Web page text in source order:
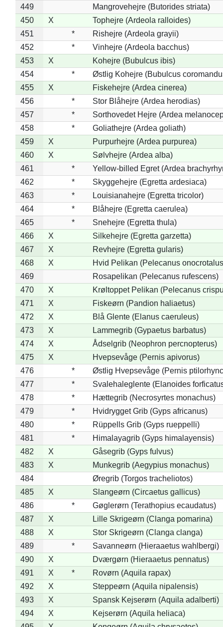
449
Mangrovehejre (Butorides striata)
450
X
Tophejre (Ardeola ralloides)
451
*
Rishejre (Ardeola grayii)
452
*
Vinhejre (Ardeola bacchus)
453
X
Kohejre (Bubulcus ibis)
454
*
Østlig Kohejre (Bubulcus
455
X
Fiskehejre (Ardea cinerea)
456
*
Stor Blåhejre (Ardea herodias)
457
*
Sorthovedet Hejre (Ardea
458
*
Goliathejre (Ardea goliath)
459
X
Purpurhejre (Ardea purpurea)
460
X
Sølvhejre (Ardea alba)
461
*
Yellow-billed Egret (Ardea
462
*
Skyggehejre (Egretta ardesiaca)
463
*
Louisianahejre (Egretta tricolor)
464
*
Blåhejre (Egretta caerulea)
465
*
Snehejre (Egretta thula)
466
X
Silkehejre (Egretta garzetta)
467
X
Revhejre (Egretta gularis)
468
X
Hvid Pelikan (Pelecanus
469
Rosapelikan (Pelecanus rufescens)
470
X
Krøltoppet Pelikan (Pelecanus
471
X
Fiskeørn (Pandion haliaetus)
472
X
Blå Glente (Elanus caeruleus)
473
X
Lammegrib (Gypaetus barbatus)
474
X
Ådselgrib (Neophron percnopterus)
475
X
Hvepsevåge (Pernis apivorus)
476
*
Østlig Hvepsevåge (Pernis
477
*
Svalehaleglente (Elanoides
478
*
Hættegrib (Necrosyrtes monachus)
479
*
Hvidrygget Grib (Gyps africanus)
480
*
Rüppells Grib (Gyps rueppelli)
481
*
Himalayagrib (Gyps himalayensis)
482
X
Gåsegrib (Gyps fulvus)
483
X
Munkegrib (Aegypius monachus)
484
Øregrib (Torgos tracheliotos)
485
X
Slangeørn (Circaetus gallicus)
486
*
Gøglerørn (Terathopius ecaudatus)
487
X
Lille Skrigeørn (Clanga pomarina)
488
X
Stor Skrigeørn (Clanga clanga)
489
*
Savanneørn (Hieraaetus wahlbergi)
490
X
Dværgørn (Hieraaetus pennatus)
491
X *
Rovørn (Aquila rapax)
492
X
Steppeørn (Aquila nipalensis)
493
X
Spansk Kejserørn (Aquila adalberti)
494
X
Kejserørn (Aquila heliaca)